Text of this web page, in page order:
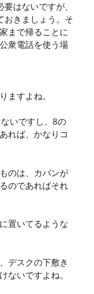
はないですが、
おきましょう。そ
まで帰ることに
衆電話を使う場
ますよね。
いですし、8の
れば、かなりコ
のは、カバンが
のであればそれ
置いてるような
デスクの下敷き
ないですよね。